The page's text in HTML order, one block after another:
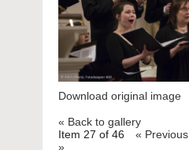
Download original image
« Back to gallery
Item 27 of 46
« Previous
»